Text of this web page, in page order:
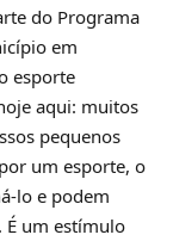
do Programa
em
esporte
aqui: muitos
pequenos
um esporte, o
lo e podem
É um estímulo